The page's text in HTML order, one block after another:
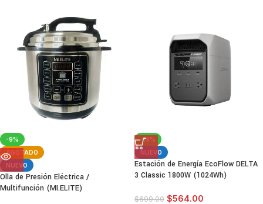
-9%
AGOTADO
NUEVO
Olla de Presión Eléctrica /
Multifunción (MI.ELITE)
-19%
NUEVO
Estación de Energía EcoFlow DELTA
3 Classic 1800W (1024Wh)
$699.00 $564.00